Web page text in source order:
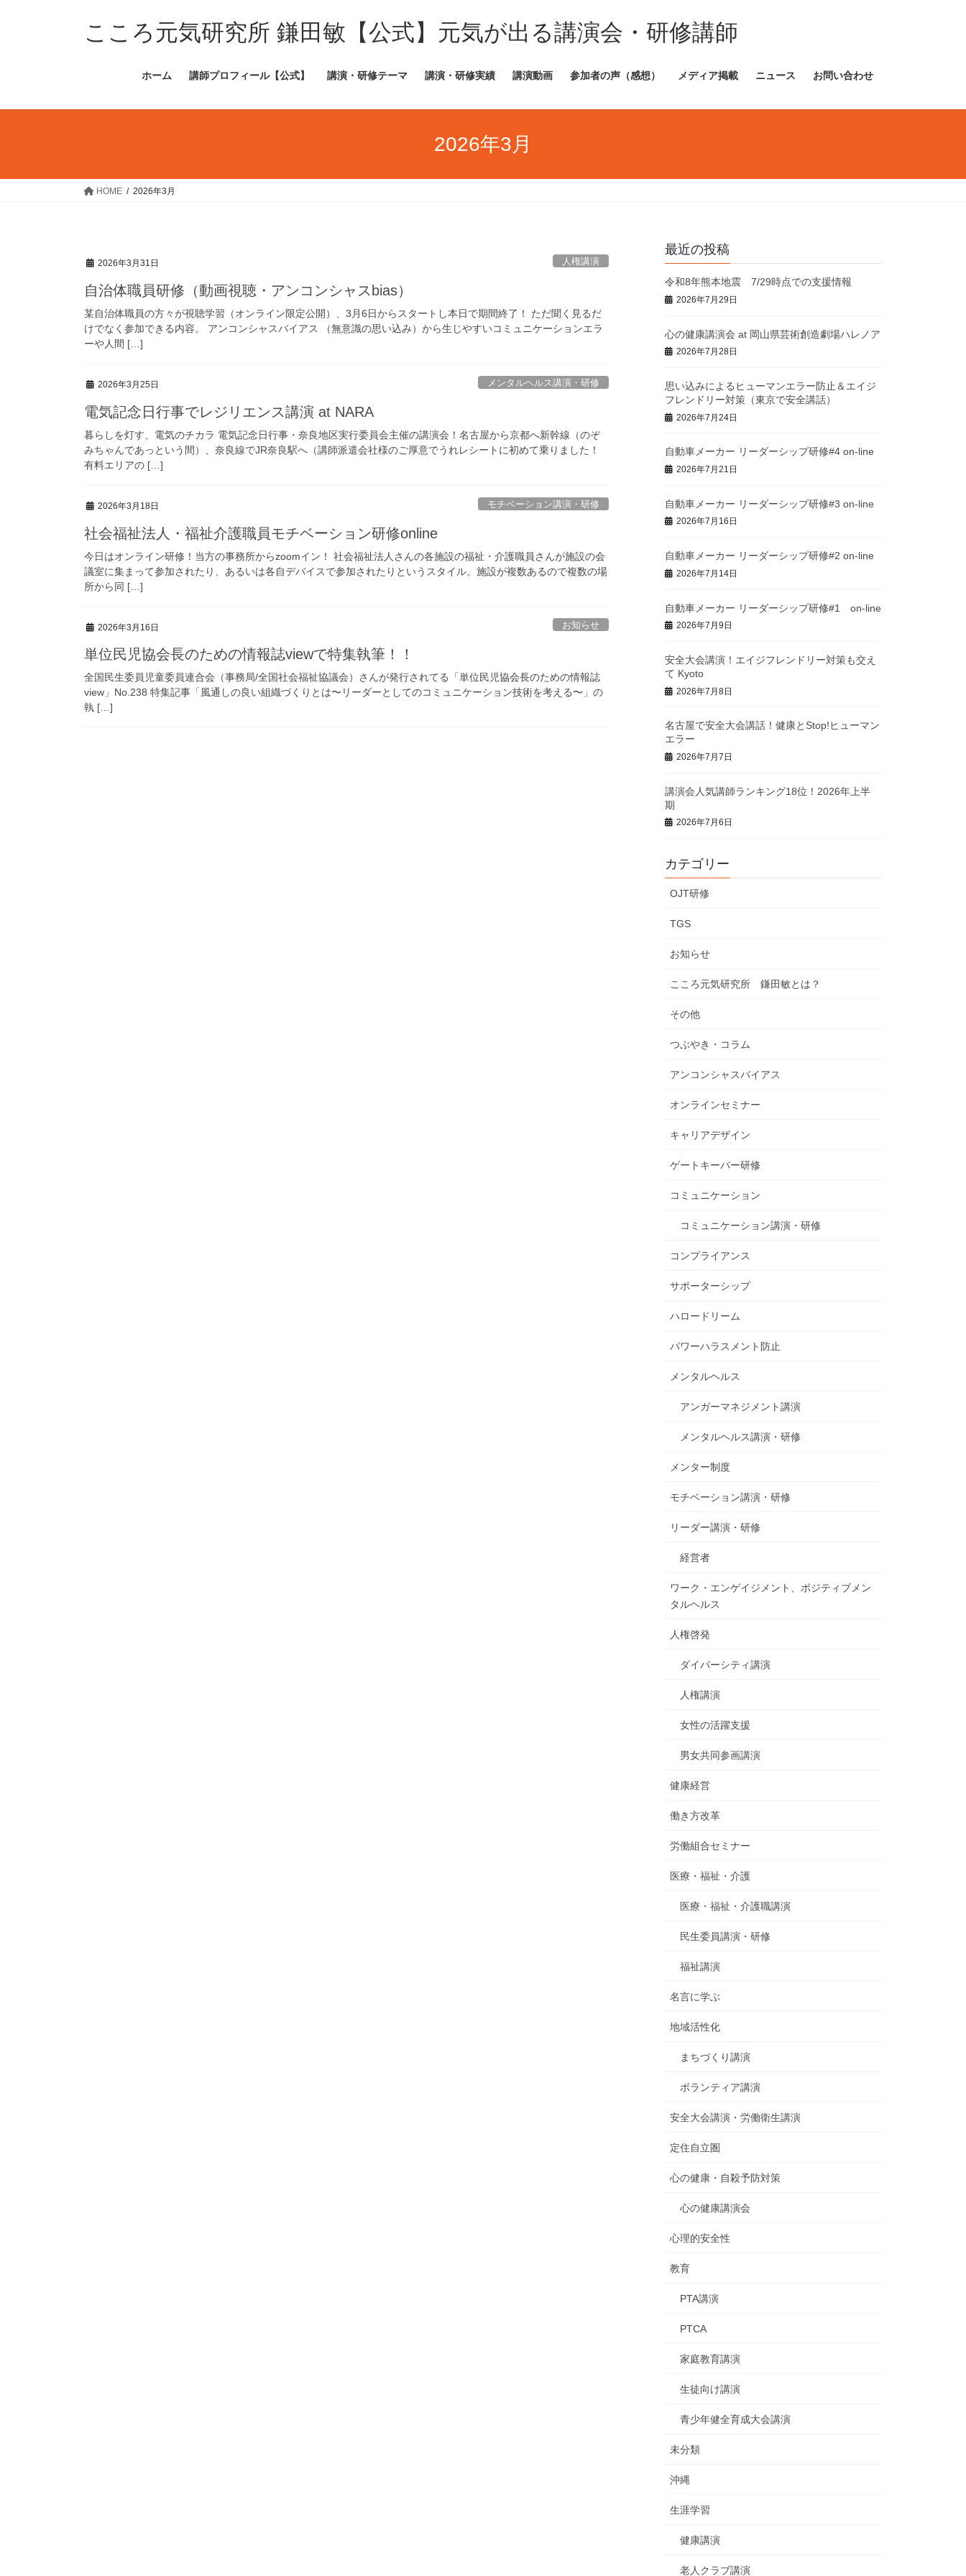
ス
ン
こころ元気研究所 鎌田敏【公式】元気が出る講演会・研修講師
ホーム 講師プロフィール【公式】 講演・研修テーマ 講演・研修実績 講演動画 参加者の声（感想） メディア掲載 ニュース お問い合わせ
2026年3月
HOME 2026年3月
2026年3月31日 人権講演
自治体職員研修（動画視聴・アンコンシャスbias）
某自治体職員の方々が視聴学習（オンライン限定公開）、3月6日からスタートし本日で期間終了！ ただ聞く見るだ
けでなく参加できる内容。 アンコンシャスバイアス （無意識の思い込み）から生じやすいコミュニケーションエラ
ーや人間 […]
2026年3月25日 メンタルヘルス講演・研修
電気記念日行事でレジリエンス講演 at NARA
暮らしを灯す、電気のチカラ 電気記念日行事・奈良地区実行委員会主催の講演会！名古屋から京都へ新幹線（のぞ
みちゃんであっという間）、奈良線でJR奈良駅へ（講師派遣会社様のご厚意でうれレシートに初めて乗りました！
有料エリアの […]
2026年3月18日 モチベーション講演・研修
社会福祉法人・福祉介護職員モチベーション研修online
今日はオンライン研修！当方の事務所からzoomイン！ 社会福祉法人さんの各施設の福祉・介護職員さんが施設の会
議室に集まって参加されたり、あるいは各自デバイスで参加されたりというスタイル。施設が複数あるので複数の場
所から同 […]
2026年3月16日 お知らせ
単位民児協会長のための情報誌viewで特集執筆！！
全国民生委員児童委員連合会（事務局/全国社会福祉協議会）さんが発行されてる「単位民児協会長のための情報誌
view」No.238 特集記事「風通しの良い組織づくりとは〜リーダーとしてのコミュニケーション技術を考える〜」の
執 […]
最近の投稿
令和8年熊本地震 7/29時点での支援情報
2026年7月29日
心の健康講演会 at 岡山県芸術創造劇場ハレノア
2026年7月28日
思い込みによるヒューマンエラー防止＆エイジ
フレンドリー対策（東京で安全講話）
2026年7月24日
自動車メーカー リーダーシップ研修#4 on-line
2026年7月21日
自動車メーカー リーダーシップ研修#3 on-line
2026年7月16日
自動車メーカー リーダーシップ研修#2 on-line
2026年7月14日
自動車メーカー リーダーシップ研修#1 on-line
2026年7月9日
安全大会講演！エイジフレンドリー対策も交え
て Kyoto
2026年7月8日
名古屋で安全大会講話！健康とStop!ヒューマン
エラー
2026年7月7日
講演会人気講師ランキング18位！2026年上半
期
2026年7月6日
カテゴリー
OJT研修
TGS
お知らせ
こころ元気研究所 鎌田敏とは？
その他
つぶやき・コラム
アンコンシャスバイアス
オンラインセミナー
キャリアデザイン
ゲートキーパー研修
コミュニケーション
コミュニケーション講演・研修
コンプライアンス
サポーターシップ
ハロードリーム
パワーハラスメント防止
メンタルヘルス
アンガーマネジメント講演
メンタルヘルス講演・研修
メンター制度
モチベーション講演・研修
リーダー講演・研修
経営者
ワーク・エンゲイジメント、ポジティブメン
タルヘルス
人権啓発
ダイバーシティ講演
人権講演
女性の活躍支援
男女共同参画講演
健康経営
働き方改革
労働組合セミナー
医療・福祉・介護
医療・福祉・介護職講演
民生委員講演・研修
福祉講演
名言に学ぶ
地域活性化
まちづくり講演
ボランティア講演
安全大会講演・労働衛生講演
定住自立圏
心の健康・自殺予防対策
心の健康講演会
心理的安全性
教育
PTA講演
PTCA
家庭教育講演
生徒向け講演
青少年健全育成大会講演
未分類
沖縄
生涯学習
健康講演
老人クラブ講演